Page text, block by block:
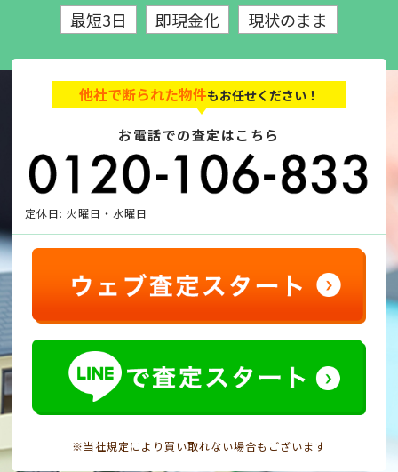
最短3日 即現金化 現状のまま
他社で断られた物件もお任せください！
お電話での査定はこちら
定休日: 火曜日・水曜日
※当社規定により買い取れない場合もございます